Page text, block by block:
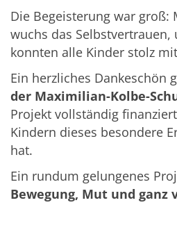
Die Begeisterung war groß:
wuchs das Selbstvertrauen,
konnten alle Kinder stolz
Ein herzliches Dankeschön
der Maximilian-Kolbe-
Projekt vollständig
Kindern dieses besondere
hat.
Ein rundum gelungenes
Bewegung, Mut und ganz